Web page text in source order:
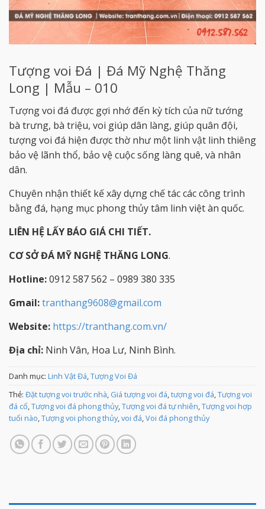
Tượng voi Đá | Đá Mỹ Nghệ Thăng
Long | Mẫu – 010
Tượng voi đá được gợi nhớ đến kỳ tích của nữ tướng
bà trưng, bà triệu, voi giúp dân làng, giúp quân đội,
tượng voi đá hiện được thờ như một linh vật linh thiêng
bảo vệ lãnh thổ, bảo vệ cuộc sống làng quê, và nhân
dân.
Chuyên nhận thiết kế xây dựng chế tác các công trình
bằng đá, hạng mục phong thủy tâm linh việt àn quốc.
LIÊN HỆ LẤY BÁO GIÁ CHI TIẾT.
CƠ SỞ ĐÁ MỸ NGHỆ THĂNG LONG.
Hotline:0912 587 562 – 0989 380 335
Gmail:tranthang9608@gmail.com
Website: https://tranthang.com.vn/
Địa chỉ: Ninh Vân, Hoa Lư, Ninh Bình.
Danh mục: Linh Vật Đá,Tượng Voi Đá
Thẻ: Đặt tượng voi trước nhà, Giá tượng voi đá,tượng voi đá,Tượng voi
đá cổ,Tượng voi đá phong thủy,Tượng voi đá tự nhiên,Tượng voi hợp
tuổi nào,Tượng voi phong thủy,voi đá,Voi đá phong thủy